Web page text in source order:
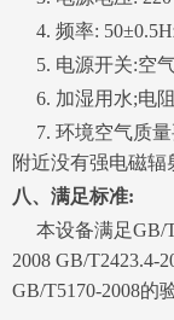
4. 频率:
5. 电源开关:空
6. 加湿用水;电
7. 环境空气质量
附近没有强电磁辐
八、满足标准:
本设备满足GB/
2008 GB/T2423.4-
GB/T5170-2008的